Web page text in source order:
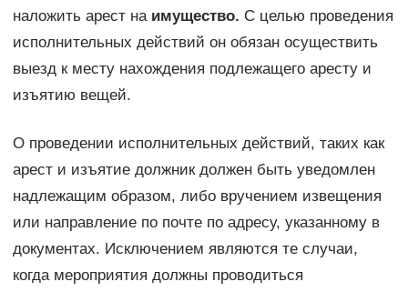
наложить арест на имущество. С целью проведения
исполнительных действий он обязан осуществить
выезд к месту нахождения подлежащего аресту и
изъятию вещей.
О проведении исполнительных действий, таких как
арест и изъятие должник должен быть уведомлен
надлежащим образом, либо вручением извещения
или направление по почте по адресу, указанному в
документах. Исключением являются те случаи,
когда мероприятия должны проводиться